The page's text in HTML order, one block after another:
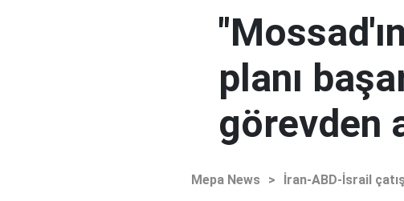
planı
görevden
Mepa News > İran-ABD-İsrail